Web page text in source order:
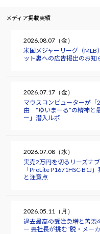
メディア掲載実績
2026.08.07（金）
米国メジャーリーグ（MLB
ット裏への広告掲出のお知
2026.07.17（金）
マウスコンピューターが
由 “ゆいまーる”の精神と
ー」潜入ルポ
2026.07.08（水）
実売2万円を切るリーズナ
「ProLite P1671HSC-B1J
と注意点
2026.05.11（月）
過去最高の受注急増と苦渋
ー 軣社長が挑む“脱・メー